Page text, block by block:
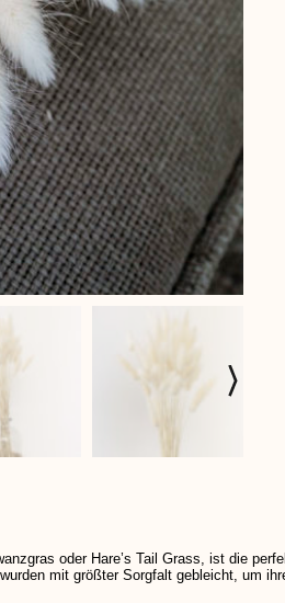
oder Hare’s Tail Grass, ist die
mit größter Sorgfalt gebleicht, um